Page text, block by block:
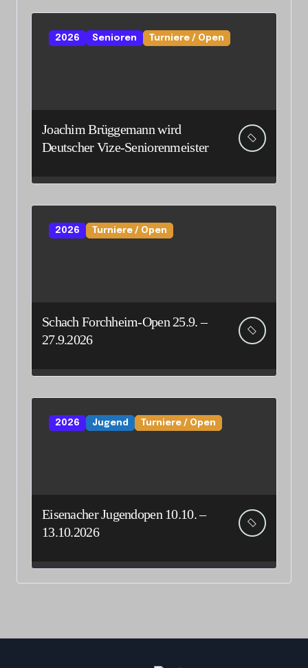
2026 Senioren Turniere / Open
Joachim Brüggemann wird
Deutscher Vize-Seniorenmeister
2026 Turniere / Open
Schach Forchheim-Open 25.9. –
27.9.2026
2026 Jugend Turniere / Open
Eisenacher Jugendopen 10.10. –
13.10.2026